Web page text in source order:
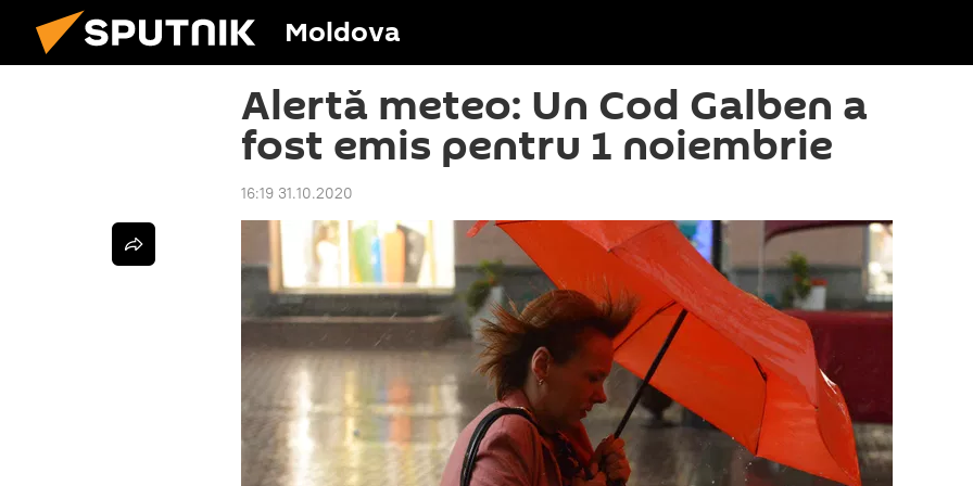
Moldova
Alertă meteo: Un Cod Galben a
fost emis pentru 1 noiembrie
16:19 31.10.2020